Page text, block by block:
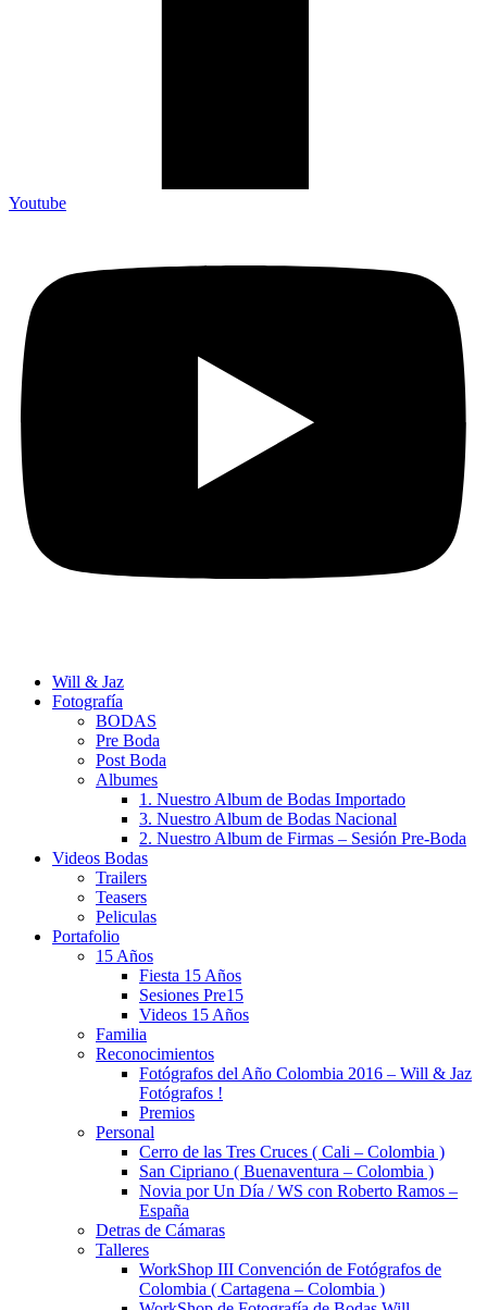
Youtube
Will & Jaz
Fotografía
BODAS
Pre Boda
Post Boda
Albumes
1. Nuestro Album de Bodas Importado
3. Nuestro Album de Bodas Nacional
2. Nuestro Album de Firmas – Sesión Pre-Boda
Videos Bodas
Trailers
Teasers
Peliculas
Portafolio
15 Años
Fiesta 15 Años
Sesiones Pre15
Videos 15 Años
Familia
Reconocimientos
Fotógrafos del Año Colombia 2016 – Will & Jaz
Fotógrafos !
Premios
Personal
Cerro de las Tres Cruces ( Cali – Colombia )
San Cipriano ( Buenaventura – Colombia )
Novia por Un Día / WS con Roberto Ramos –
España
Detras de Cámaras
Talleres
WorkShop III Convención de Fotógrafos de
Colombia ( Cartagena – Colombia )